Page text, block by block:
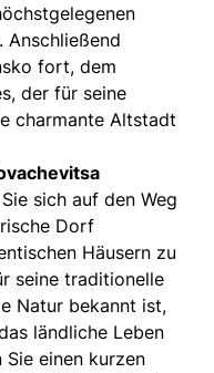
Anschließend
fort, dem
der für seine
charmante Altstadt
sich auf den Weg
Dorf
Häusern zu
seine traditionelle
Natur bekannt ist,
ländliche Leben
Sie einen kurzen